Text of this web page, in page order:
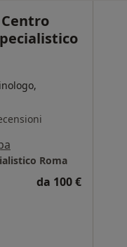
Roma
da 100 €